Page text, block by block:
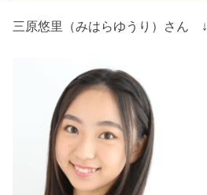
三原悠里（みはらゆうり）さん ↓